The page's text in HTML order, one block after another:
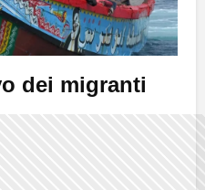
dei migranti